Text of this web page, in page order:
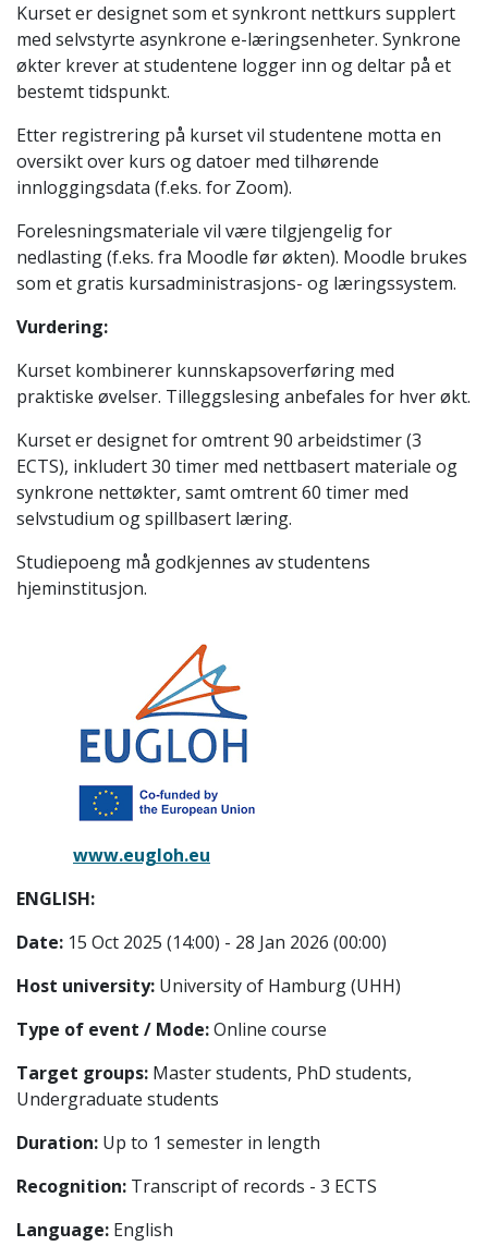
Kurset er designet som et synkront nettkurs supplert
med selvstyrte asynkrone e-læringsenheter. Synkrone
økter krever at studentene logger inn og deltar på et
bestemt tidspunkt.
Etter registrering på kurset vil studentene motta en
oversikt over kurs og datoer med tilhørende
innloggingsdata (f.eks. for Zoom).
Forelesningsmateriale vil være tilgjengelig for
nedlasting (f.eks. fra Moodle før økten). Moodle brukes
som et gratis kursadministrasjons- og læringssystem.
Vurdering:
Kurset kombinerer kunnskapsoverføring med
praktiske øvelser. Tilleggslesing anbefales for hver økt.
Kurset er designet for omtrent 90 arbeidstimer (3
ECTS), inkludert 30 timer med nettbasert materiale og
synkrone nettøkter, samt omtrent 60 timer med
selvstudium og spillbasert læring.
Studiepoeng må godkjennes av studentens
hjeminstitusjon.
www.eugloh.eu
ENGLISH:
Date: 15 Oct 2025 (14:00) - 28 Jan 2026 (00:00)
Host university: University of Hamburg (UHH)
Type of event / Mode:Online course
Target groups: Master students, PhD students,
Undergraduate students
Duration: Up to 1 semester in length
Recognition: Transcript of records - 3 ECTS
Language: English